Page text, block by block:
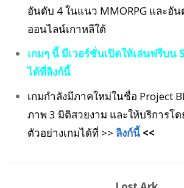
อันดับ 4 ในแนว MMORPG และอั
ออนไลน์เกาหลีใต้
เกมๆ นี้ มีเวอร์ชั่นเปิดให้เล่นฟรีบน
ได้ที่ลิงก์นี้
เกมกำลังมีภาคใหม่ในชื่อ Project
ภาพ 3 มิติสวยงาม และให้บริการโด
ตัวอย่างเกมได้ที่ >> ลิงก์นี้ <<